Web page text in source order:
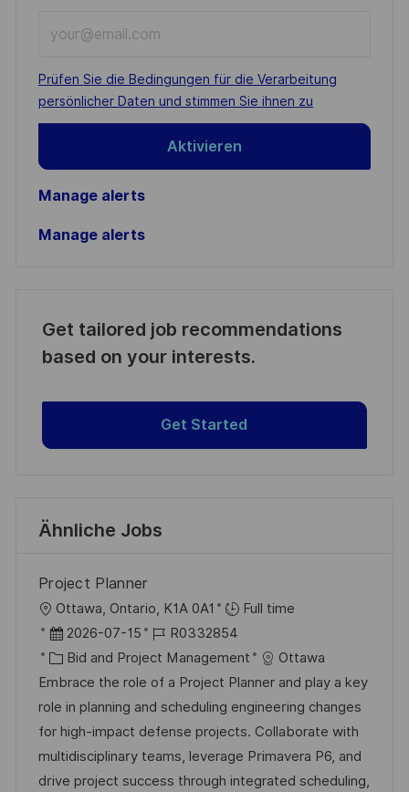
Email
address
(Required)
Required
Prüfen Sie die Bedingungen für die Verarbeitung
persönlicher Daten und stimmen Sie ihnen zu
Aktivieren
Manage alerts
Manage alerts
Get tailored job recommendations
based on your interests.
Get Started
Ähnliche Jobs
Project Planner
O
r
t
Ottawa, Ontario, K1A 0A1
Full time
D
a
t
u
m
d
e
2026-07-15
J
o
b
-
I
D
R0332854
K
a
t
e
g
o
Bid and Project Management
Ottawa
Embrace the role of a Project Planner and play a key
role in planning and scheduling engineering changes
for high-impact defense projects. Collaborate with
multidisciplinary teams, leverage Primavera P6, and
drive project success through integrated scheduling,